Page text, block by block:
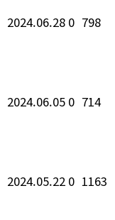
2024.06.28 0 798
2024.06.05 0 714
2024.05.22 0 1163